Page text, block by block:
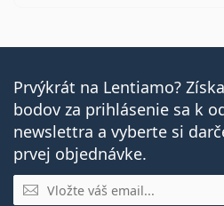
Prvýkrát na Lentiamo?
bodov za prihlásenie sa k
newslettra a vyberte si
prvej objednávke.
E-mail